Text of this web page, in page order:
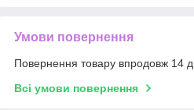
Умови повернення
Повернення товару впродовж 14
Всі умови повернення